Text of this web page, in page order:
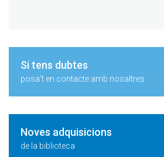
Si tens dubtes
posa't en contacte amb nosaltres
Noves adquisicions
de la biblioteca